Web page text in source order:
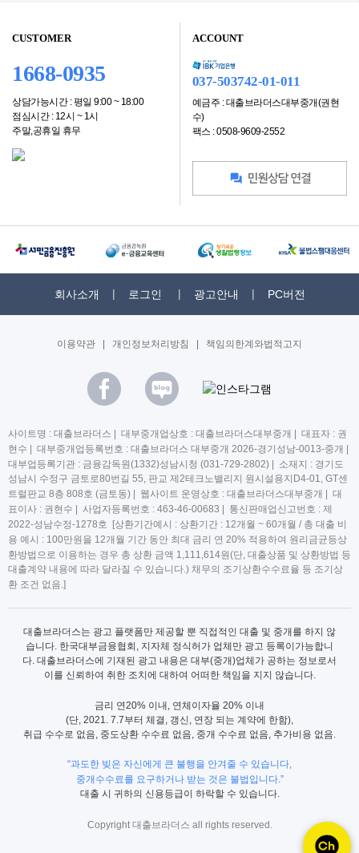
CUSTOMER
1668-0935
상담가능시간 : 평일 9:00 ~ 18:00
점심시간 : 12시 ~ 1시
주말,공휴일 휴무
ACCOUNT
037-503742-01-011
예금주 : 대출브라더스대부중개(권현
수)
팩스 : 0508-9609-2552
회사소개 로그인 광고안내 PC버전
이용약관 개인정보처리방침 책임의한계와법적고지
사이트명 : 대출브라더스 | 대부중개업상호 : 대출브라더스대부중개 | 대표자 : 권
현수 | 대부중개업등록번호 : 대출브라더스 대부중개 2026-경기성남-0013-중개 |
대부업등록기관 : 금융감독원(1332)성남시청 (031-729-2802) | 소재지 : 경기도
성남시 수정구 금토로80번길 55, 판교 제2테크노밸리지 원시설용지D4-01, GT센
트럴판교 8층 808호 (금토동) | 웹사이트 운영상호 : 대출브라더스대부중개 | 대
표이사 : 권현수 | 사업자등록번호 : 463-46-00683 | 통신판매업신고번호 : 제
2022-성남수정-1278호 [상환기간예시 : 상환기간 : 12개월 ~ 60개월 / 총 대출 비
용 예시 : 100만원을 12개월 기간 동안 최대 금리 연 20% 적용하여 원리금균등상
환방법으로 이용하는 경우 총 상환 금액 1,111,614원(단, 대출상품 및 상환방법 등
대출계약 내용에 따라 달라질 수 있습니다.) 채무의 조기상환수수료율 등 조기상
환 조건 없음.]
대출브라더스는 광고 플랫폼만 제공할 뿐 직접적인 대출 및 중개를 하지 않
습니다. 한국대부금융협회, 지자체 정식허가 업체만 광고 등록이가능합니
다. 대출브라더스에 기재된 광고 내용은 대부(중개)업체가 공하는 정보로서
이를 신뢰하여 취한 조치에 대하여 어떠한 책임을 지지 않습니다.
금리 연20% 이내, 연체이자율 20% 이내
(단, 2021. 7.7부터 체결, 갱신, 연장 되는 계약에 한함),
취급 수수로 없음, 중도상환 수수료 없음, 중개 수수료 없음, 추가비용 없음.
“과도한 빚은 자신에게 큰 불행을 안겨줄 수 있습니다,
중개수수료를 요구하거나 받는 것은 불법입니다.”
대출 시 귀하의 신용등급이 하락할 수 있습니다.
Copyright 대출브라더스 all rights reserved.